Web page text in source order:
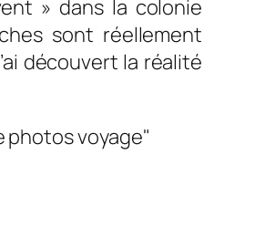
» dans la colonie
sont réellement
découvert la réalité